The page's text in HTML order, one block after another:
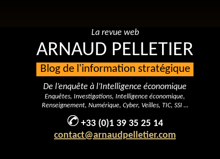
La revue web
ARNAUD PELLETIER
Blog de l'information stratégique
De l’enquête à l’Intelligence économique
Enquêtes, Investigations, Intelligence économique,
Renseignement, Numérique, Cyber, Veilles, TIC, SSI …
+33 (0)1 39 35 25 14
contact@arnaudpelletier.com